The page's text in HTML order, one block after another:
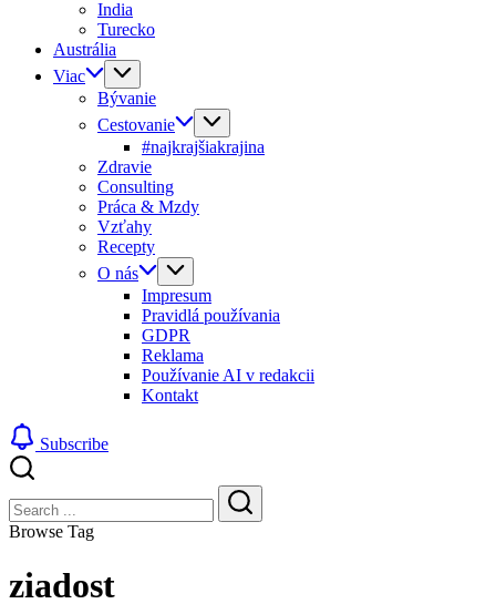
India
Turecko
Austrália
Viac
Bývanie
Cestovanie
#najkrajšiakrajina
Zdravie
Consulting
Práca & Mzdy
Vzťahy
Recepty
O nás
Impresum
Pravidlá používania
GDPR
Reklama
Používanie AI v redakcii
Kontakt
Subscribe
Search
Search
Browse Tag
ziadost